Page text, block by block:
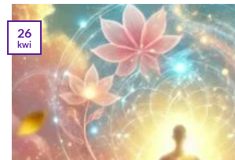
26
kwi